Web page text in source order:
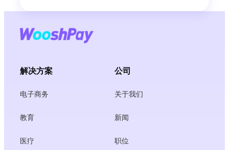
解决方案
电子商务
教育
医疗
公司
关于我们
新闻
职位